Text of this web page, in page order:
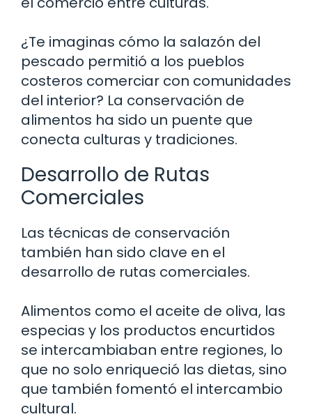
¿Te imaginas cómo la salazón del
pescado permitió a los pueblos
costeros comerciar con comunidades
del interior? La conservación de
alimentos ha sido un puente que
conecta culturas y tradiciones.
Desarrollo de Rutas
Comerciales
Las técnicas de conservación
también han sido clave en el
desarrollo de rutas comerciales.
Alimentos como el aceite de oliva, las
especias y los productos encurtidos
se intercambiaban entre regiones, lo
que no solo enriqueció las dietas, sino
que también fomentó el intercambio
cultural.